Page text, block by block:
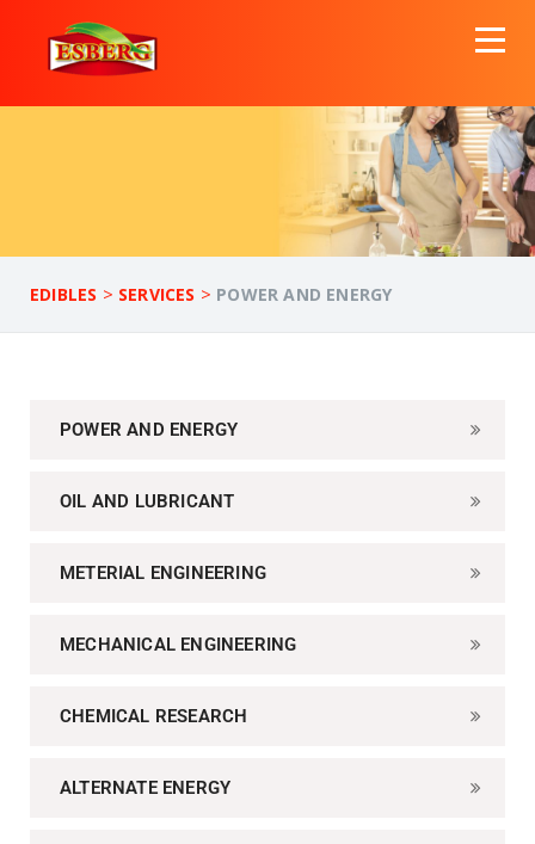
EDIBLES > SERVICES > POWER AND ENERGY
POWER AND ENERGY
OIL AND LUBRICANT
METERIAL ENGINEERING
MECHANICAL ENGINEERING
CHEMICAL RESEARCH
ALTERNATE ENERGY